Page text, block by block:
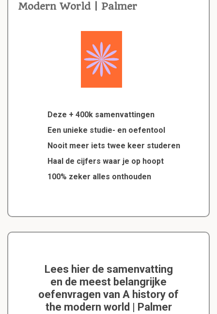
Modern World | Palmer
Deze + 400k samenvattingen
Een unieke studie- en oefentool
Nooit meer iets twee keer studeren
Haal de cijfers waar je op hoopt
100% zeker alles onthouden
Lees hier de samenvatting
en de meest belangrijke
oefenvragen van A history of
the modern world | Palmer